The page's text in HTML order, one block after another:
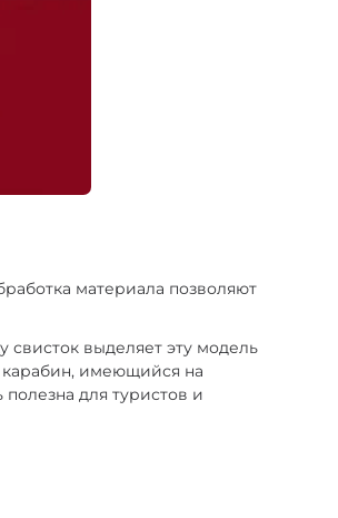
материала позволяют
свисток выделяет эту модель
карабин, имеющийся на
для туристов и